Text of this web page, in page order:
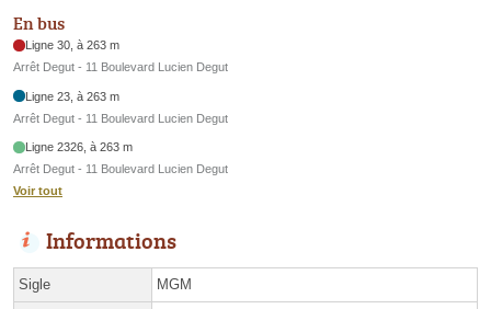
En bus
Ligne 30, à 263 m
Arrêt Degut - 11 Boulevard Lucien Degut
Ligne 23, à 263 m
Arrêt Degut - 11 Boulevard Lucien Degut
Ligne 2326, à 263 m
Arrêt Degut - 11 Boulevard Lucien Degut
Voir tout
Informations
Sigle MGM